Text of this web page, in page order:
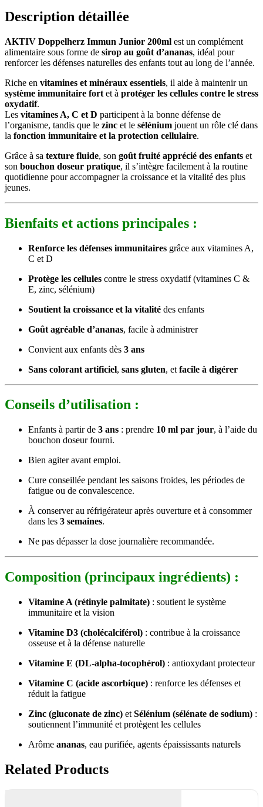
Description détaillée
AKTIV Doppelherz Immun Junior 200ml est un complément
alimentaire sous forme de sirop au goût d’ananas, idéal pour
renforcer les défenses naturelles des enfants tout au long de l’année.
Riche en vitamines et minéraux essentiels, il aide à maintenir un
système immunitaire fort et à protéger les cellules contre le stress
oxydatif.
Les vitamines A, C et D participent à la bonne défense de
l’organisme, tandis que le zinc et le sélénium jouent un rôle clé dans
la fonction immunitaire et la protection cellulaire.
Grâce à sa texture fluide, son goût fruité apprécié des enfants et
son bouchon doseur pratique, il s’intègre facilement à la routine
quotidienne pour accompagner la croissance et la vitalité des plus
jeunes.
Bienfaits et actions principales :
Renforce les défenses immunitaires grâce aux vitamines A,
C et D
Protège les cellules contre le stress oxydatif (vitamines C &
E, zinc, sélénium)
Soutient la croissance et la vitalité des enfants
Goût agréable d’ananas, facile à administrer
Convient aux enfants dès 3 ans
Sans colorant artificiel, sans gluten, et facile à digérer
Conseils d’utilisation :
Enfants à partir de 3 ans : prendre 10 ml par jour, à l’aide du
bouchon doseur fourni.
Bien agiter avant emploi.
Cure conseillée pendant les saisons froides, les périodes de
fatigue ou de convalescence.
À conserver au réfrigérateur après ouverture et à consommer
dans les 3 semaines.
Ne pas dépasser la dose journalière recommandée.
Composition (principaux ingrédients) :
Vitamine A (rétinyle palmitate) : soutient le système
immunitaire et la vision
Vitamine D3 (cholécalciférol) : contribue à la croissance
osseuse et à la défense naturelle
Vitamine E (DL-alpha-tocophérol) : antioxydant protecteur
Vitamine C (acide ascorbique) : renforce les défenses et
réduit la fatigue
Zinc (gluconate de zinc) et Sélénium (sélénate de sodium) :
soutiennent l’immunité et protègent les cellules
Arôme ananas, eau purifiée, agents épaississants naturels
Related Products